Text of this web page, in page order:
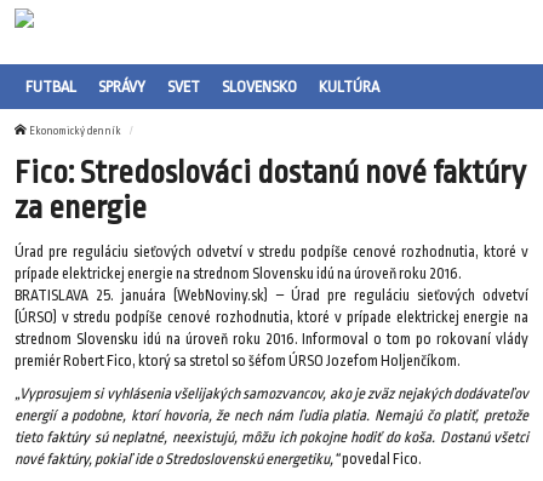
FUTBAL SPRÁVY SVET SLOVENSKO KULTÚRA
Ekonomický denník
Fico: Stredoslováci dostanú nové faktúry
za energie
Úrad pre reguláciu sieťových odvetví v stredu podpíše cenové rozhodnutia, ktoré v
prípade elektrickej energie na strednom Slovensku idú na úroveň roku 2016.
BRATISLAVA 25. januára (WebNoviny.sk) – Úrad pre reguláciu sieťových odvetví
(ÚRSO) v stredu podpíše cenové rozhodnutia, ktoré v prípade elektrickej energie na
strednom Slovensku idú na úroveň roku 2016. Informoval o tom po rokovaní vlády
premiér Robert Fico, ktorý sa stretol so šéfom ÚRSO Jozefom Holjenčíkom.
„Vyprosujem si vyhlásenia všelijakých samozvancov, ako je zväz nejakých dodávateľov
energií a podobne, ktorí hovoria, že nech nám ľudia platia. Nemajú čo platiť, pretože
tieto faktúry sú neplatné, neexistujú, môžu ich pokojne hodiť do koša. Dostanú všetci
nové faktúry, pokiaľ ide o Stredoslovenskú energetiku,“povedal Fico.